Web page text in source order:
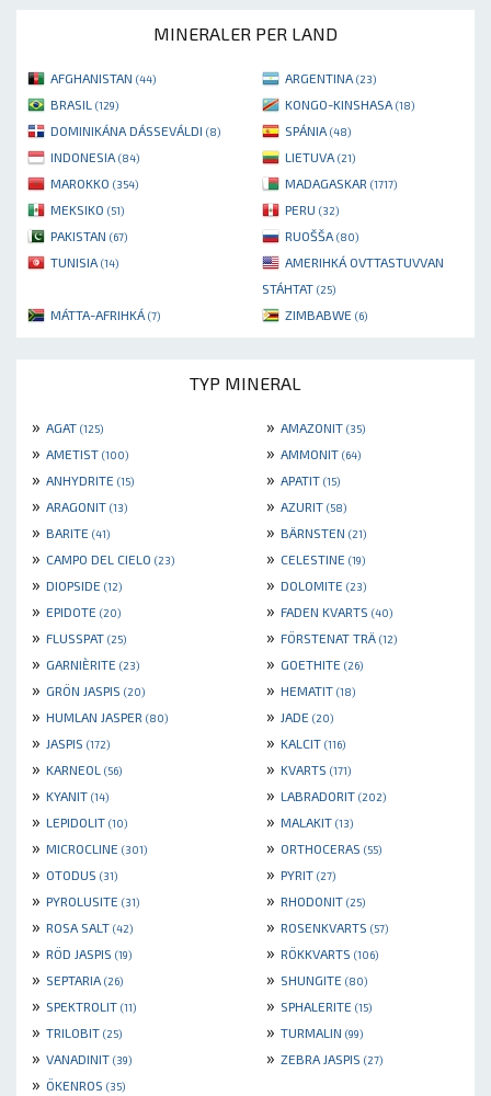
MINERALER PER LAND
AFGHANISTAN (44) ARGENTINA (23)
BRASIL (129) KONGO-KINSHASA (18)
DOMINIKÁNA DÁSSEVÁLDI (8) SPÁNIA (48)
INDONESIA (84) LIETUVA (21)
MAROKKO (354) MADAGASKAR (1717)
MEKSIKO (51) PERU (32)
PAKISTAN (67) RUOŠŠA (80)
TUNISIA (14)
AMERIHKÁ OVTTASTUVVAN
STÁHTAT (25)
MÁTTA-AFRIHKÁ (7) ZIMBABWE (6)
TYP MINERAL
» AGAT (125) » AMAZONIT (35)
» AMETIST (100) » AMMONIT (64)
» ANHYDRITE (15) » APATIT (15)
» ARAGONIT (13) » AZURIT (58)
» BARITE (41) » BÄRNSTEN (21)
» CAMPO DEL CIELO (23) » CELESTINE (19)
» DIOPSIDE (12) » DOLOMITE (23)
» EPIDOTE (20) » FADEN KVARTS (40)
» FLUSSPAT (25) » FÖRSTENAT TRÄ (12)
» GARNIÈRITE (23) » GOETHITE (26)
» GRÖN JASPIS (20) » HEMATIT (18)
» HUMLAN JASPER (80) » JADE (20)
» JASPIS (172) » KALCIT (116)
» KARNEOL (56) » KVARTS (171)
» KYANIT (14) » LABRADORIT (202)
» LEPIDOLIT (10) » MALAKIT (13)
» MICROCLINE (301) » ORTHOCERAS (55)
» OTODUS (31) » PYRIT (27)
» PYROLUSITE (31) » RHODONIT (25)
» ROSA SALT (42) » ROSENKVARTS (57)
» RÖD JASPIS (19) » RÖKKVARTS (106)
» SEPTARIA (26) » SHUNGITE (80)
» SPEKTROLIT (11) » SPHALERITE (15)
» TRILOBIT (25) » TURMALIN (99)
» VANADINIT (39) » ZEBRA JASPIS (27)
» ÖKENROS (35)